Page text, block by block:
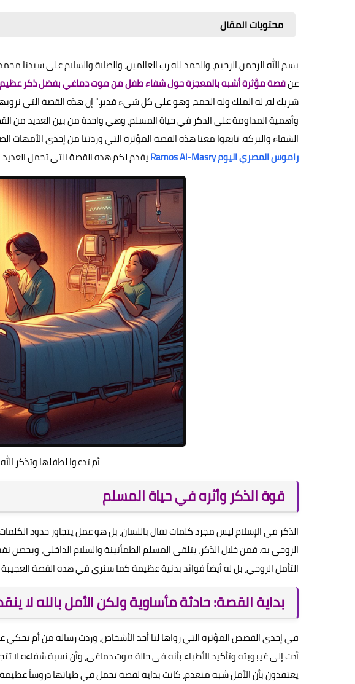
محتويات المقال
بسم الله الرحمن الرحيم، والحمد لله رب العالمين، والصلاة والسلام على
عنقصة مؤثرة أشبه بالمعجزة حول شفاء طفل من موت دماغي بفضل ذكر عظيم
شريك له، له الملك وله الحمد، وهو على كل شيء قدير." إن هذه القصة التي
وأهمية المداومة على الذكر في حياة المسلم، وهي واحدة من بين العديد
الشفاء والبركة. تابعوا معنا هذه القصة المؤثرة التي وردتنا من إحدى الأمهات
راموس المصري اليوم Ramos Al-Masry
يقدم لكم هذه القصة التي تحمل العديد
أم تدعوا لطفلها وتذكر الله
قوة الذكر وأثره في حياة المسلم
الذكر في الإسلام ليس مجرد كلمات تقال باللسان، بل هو عمل يتجاوز حدود
الروحي به. فمن خلال الذكر، يتلقى المسلم الطمأنينة والسلام الداخلي، ويحصن
التأمل الروحي، بل له أيضاً فوائد بدنية عظيمة كما سنرى في هذه القصة العجيبة
بداية القصة: حادثة مأساوية ولكن الأمل بالله لا
في إحدى القصص المؤثرة التي رواها لنا أحد الأشخاص، وردت رسالة من أم
يعتقدون بأن الأمل شبه منعدم، كانت بداية لقصة تحمل في طياتها دروساً عظيمة